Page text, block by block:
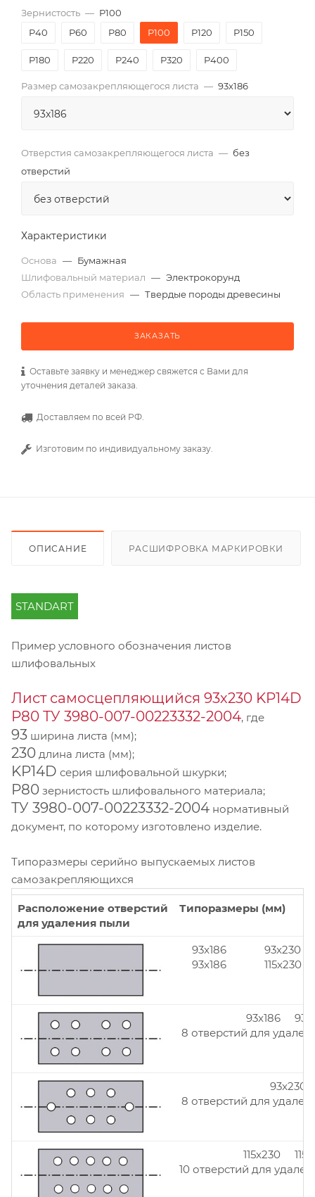
Зернистость — P100
P40
P60 P80 P100 P120 P150
P180 P220 P240 P320 P400
Размер самозакрепляющегося листа — 93х186
Отверстия самозакрепляющегося листа — без
отверстий
Характеристики
Основа — Бумажная
Шлифовальный материал — Электрокорунд
Область применения — Твердые породы древесины
ЗАКАЗАТЬ
Оставьте заявку и менеджер свяжется с Вами для
уточнения деталей заказа.
Доставляем по всей РФ.
Изготовим по индивидуальному заказу.
ОПИСАНИЕ РАСШИФРОВКА МАРКИРОВКИ
STANDART
Пример условного обозначения листов
шлифовальных
Лист самосцепляющийся 93х230 KP14D
Р80 ТУ 3980-007-00223332-2004, где
93 ширина листа (мм);
230 длина листа (мм);
KP14D серия шлифовальной шкурки;
Р80 зернистость шлифовального материала;
ТУ 3980-007-00223332-2004 нормативный
документ, по которому изготовлено изделие.
Типоразмеры серийно выпускаемых листов
самозакрепляющихся
Расположение отверстий
для удаления пыли
Типоразмеры (мм)
93x186
93x186
93x230
115x230
93x186
8 отверстий для
93x230
8 отверстий для
115x230
10 отверстий для